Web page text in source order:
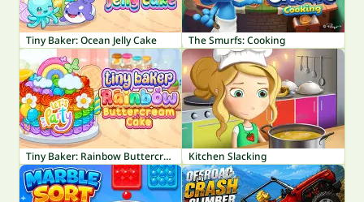
Tiny Baker: Ocean Jelly Cake The Smurfs: Cooking
Tiny Baker: Rainbow Buttercream Cake Kitchen Slacking